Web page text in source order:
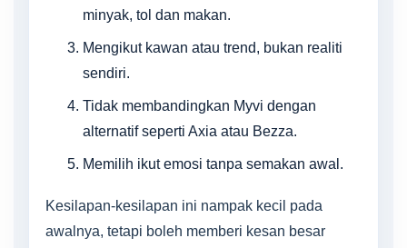
minyak, tol dan makan.
Mengikut kawan atau trend, bukan realiti
sendiri.
Tidak membandingkan Myvi dengan
alternatif seperti Axia atau Bezza.
Memilih ikut emosi tanpa semakan awal.
Kesilapan-kesilapan ini nampak kecil pada
awalnya, tetapi boleh memberi kesan besar